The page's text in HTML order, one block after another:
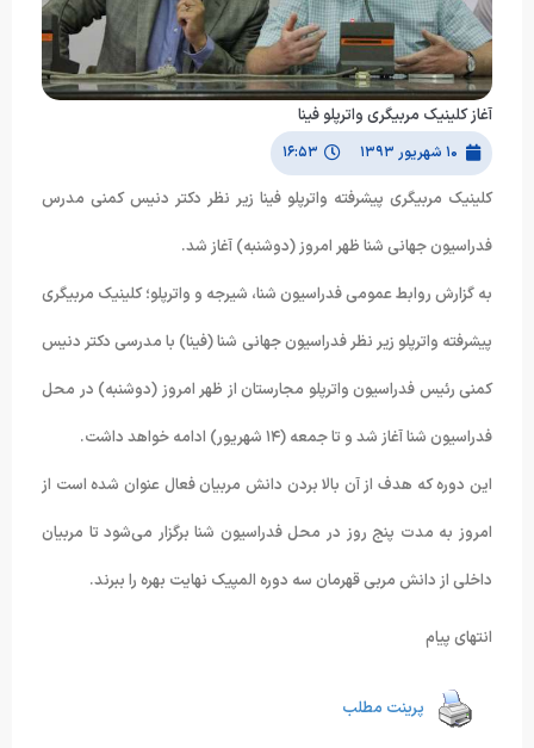
آغاز کلینیک مربیگری واترپلو فینا
۱۰ شهریور ۱۳۹۳ ۱۶:۵۳
کلینیک مربیگری پیشرفته واترپلو فینا زیر نظر دکتر دنیس کمنی مدرس
فدراسیون جهانی شنا ظهر امروز (دوشنبه) آغاز شد.
به گزارش روابط عمومی فدراسیون شنا، شیرجه و واترپلو؛ کلینیک مربیگری
پیشرفته واترپلو زیر نظر فدراسیون جهانی شنا (فینا) با مدرسی دکتر دنیس
کمنی رئیس فدراسیون واترپلو مجارستان از ظهر امروز (دوشنبه) در محل
فدراسیون شنا آغاز شد و تا جمعه (۱۴ شهریور) ادامه خواهد داشت.
این دوره که هدف از آن بالا بردن دانش مربیان فعال عنوان شده است از
امروز به مدت پنج روز در محل فدراسیون شنا برگزار می‌شود تا مربیان
داخلی از دانش مربی قهرمان سه دوره المپیک نهایت بهره را ببرند.
انتهای پیام
پرینت مطلب